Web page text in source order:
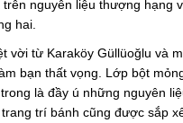
nguyên liệu thượng hạng
hai.
vời từ Karaköy Güllüoğlu và
bạn thất vọng. Lớp bột
là đầy ú những nguyên
trí bánh cũng được sắp